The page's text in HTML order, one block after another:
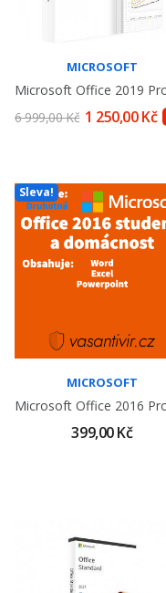
MICROSOFT
6 999,00 Kč 1 250,00 Kč
Sleva!
MICROSOFT
399,00 Kč